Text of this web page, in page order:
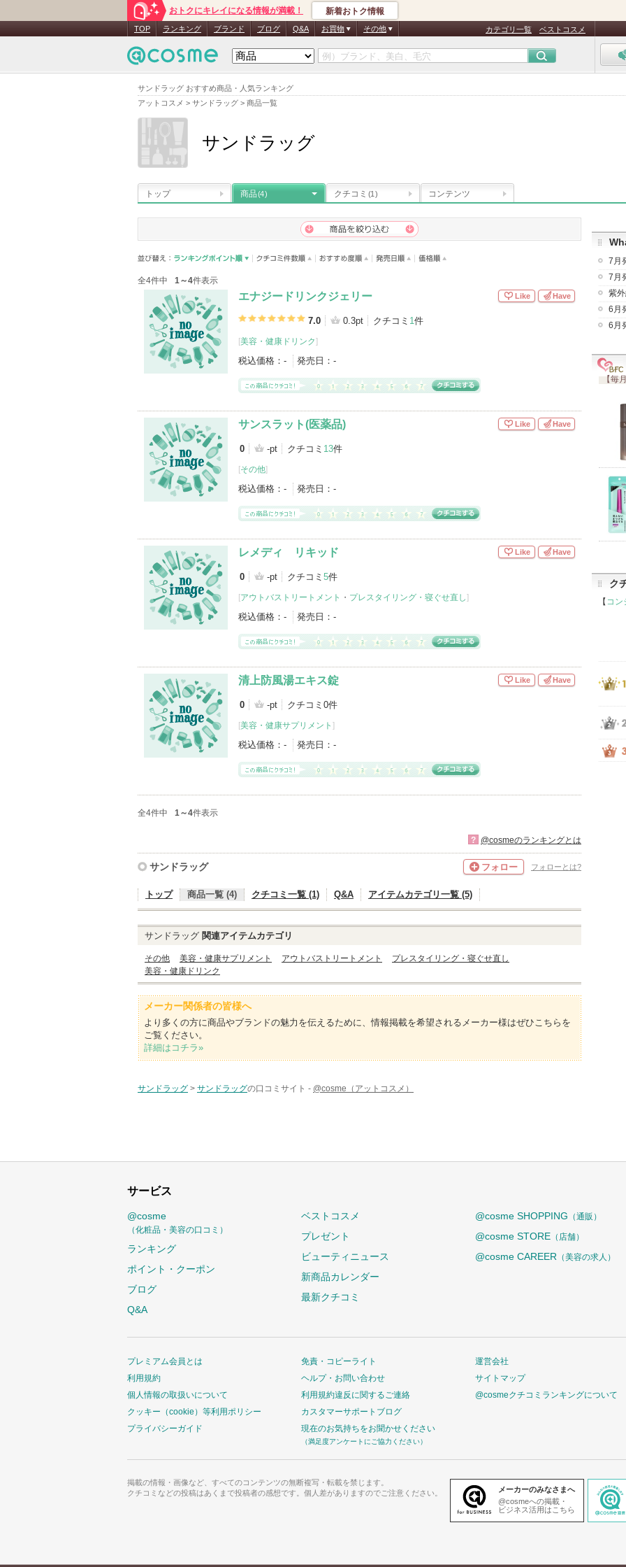
サンドラッグ おすすめ商品・人気ランキング
アットコスメ > サンドラッグ > 商品一覧
おトクにキレイになる情報が満載！ 新着おトク情報
TOP ランキング ブランド ブログ Q&A お買物 その他 カテゴリ一覧 ベストコスメ
サンドラッグ
トップ 商品(4) クチコミ (1) コンテンツ
全4件中 1～4件表示
エナジードリンクジェリー
7.0 0.3pt クチコミ 1件
[美容・健康ドリンク]
税込価格： - 発売日： -
Like Have
サンスラット(医薬品)
0 -pt クチコミ 13件
[その他]
税込価格： - 発売日： -
Like Have
レメディ リキッド
0 -pt クチコミ 5件
[アウトバストリートメント ・ プレスタイリング・寝ぐせ直し]
税込価格： - 発売日： -
Like Have
清上防風湯エキス錠
0 -pt クチコミ0件
[美容・健康サプリメント ]
税込価格： - 発売日： -
Like Have
全4件中 1～4件表示
? @cosmeのランキングとは
サンドラッグ フォロー フォローとは?
トップ 商品一覧 (4) クチコミ一覧 (1) Q&A アイテムカテゴリ一覧 (5)
サンドラッグ 関連アイテムカテゴリ
その他 美容・健康サプリメント アウトバストリートメント
プレスタイリング・寝ぐせ直し
美容・健康ドリンク
メーカー関係者の皆様へ
より多くの方に商品やブランドの魅力を伝えるために、情報掲載を希望されるメーカー様はぜひこちらを
ご覧ください。
詳細はコチラ»
サンドラッグ > サンドラッグの口コミサイト - @cosme（アットコスメ）
7月
7月
紫
6月
6月
【毎
ク
【 コン
サービス
@cosme
（化粧品・美容の口コミ）
ランキング
ポイント・クーポン
ブログ
Q&A
ベストコスメ
プレゼント
ビューティニュース
新商品カレンダー
最新クチコミ
@cosme SHOPPING （通販）
@cosme STORE （店舗）
@cosme CAREER （美容の求人）
プレミアム会員とは
利用規約
個人情報の取扱いについて
クッキー（cookie）等利用ポリシー
プライバシーガイド
免責・コピーライト
ヘルプ・お問い合わせ
利用規約違反に関するご連絡
カスタマーサポートブログ
現在のお気持ちをお聞かせください
（満足度アンケートにご協力ください）
運営会社
サイトマップ
@cosmeクチコミランキングについて
掲載の情報・画像など、すべてのコンテンツの無断複写・転載を禁じます。
クチコミなどの投稿はあくまで投稿者の感想です。個人差がありますのでご注意ください。
メーカーのみなさまへ
@cosmeへの掲載・
ビジネス活用はこちら